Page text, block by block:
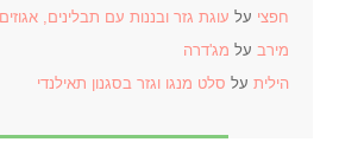
חפצי על עוגת גזר ובננות עם תבלינים,
מירב על מג'דרה
הילית על סלט מנגו וגזר בסגנון תאילנדי